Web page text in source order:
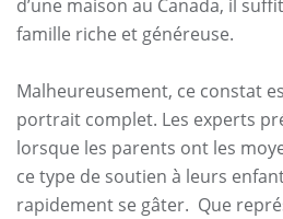
d’une maison au Canada, il
famille riche et généreuse.
Malheureusement, ce constat
portrait complet. Les experts
lorsque les parents ont les
ce type de soutien à leurs
rapidement se gâter. Que